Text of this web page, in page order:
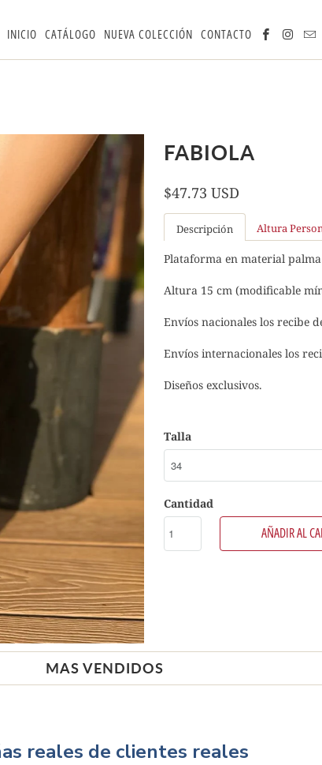
FABIOLA
$47.73 USD
Descripción Altura
Plataforma en material
Altura 15 cm (modificable
Envíos nacionales los recibe
Envíos internacionales los
Diseños exclusivos.
Talla
Cantidad
AÑADIR AL
MAS VENDIDOS
reales de clientes reales
INICIO CATÁLOGO NUEVA COLECCIÓN CONTACTO